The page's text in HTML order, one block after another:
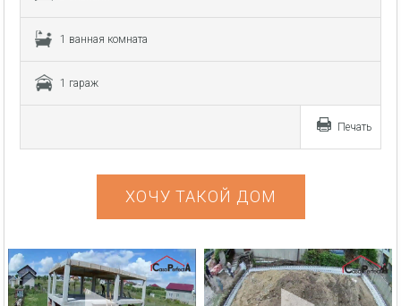
1 ванная комната
1 гараж
Печать
ХОЧУ ТАКОЙ ДОМ